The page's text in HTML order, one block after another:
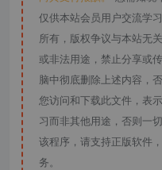
仅供本站会员用户交流学
所有，版权争议与本站无
或非法用途，禁止分享或
脑中彻底删除上述内容，
您访问和下载此文件，表
习而非其他用途，否则一
该程序，请支持正版软件
务。